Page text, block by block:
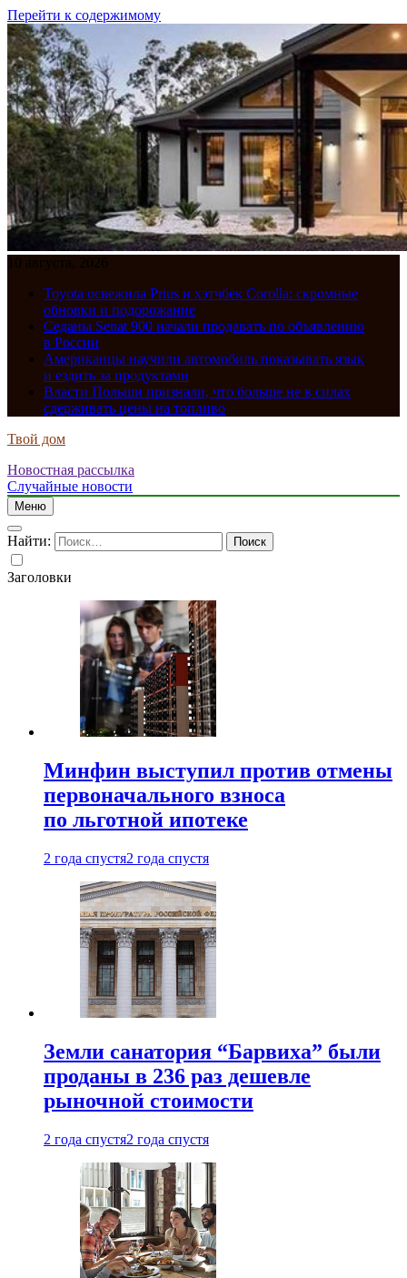
Перейти к содержимому
10 августа, 2026
Toyota освежила Prius и хэтчбек Corolla: скромные
обновки и подорожание
Седаны Senat 900 начали продавать по объявлению
в России
Американцы научили автомобиль показывать язык
и ездить за продуктами
Власти Польши признали, что больше не в силах
сдерживать цены на топливо
Твой дом
Новостная рассылка
Случайные новости
Меню
Найти:
Заголовки
Минфин выступил против отмены
первоначального взноса
по льготной ипотеке
2 года спустя2 года спустя
Земли санатория “Барвиха” были
проданы в 236 раз дешевле
рыночной стоимости
2 года спустя2 года спустя